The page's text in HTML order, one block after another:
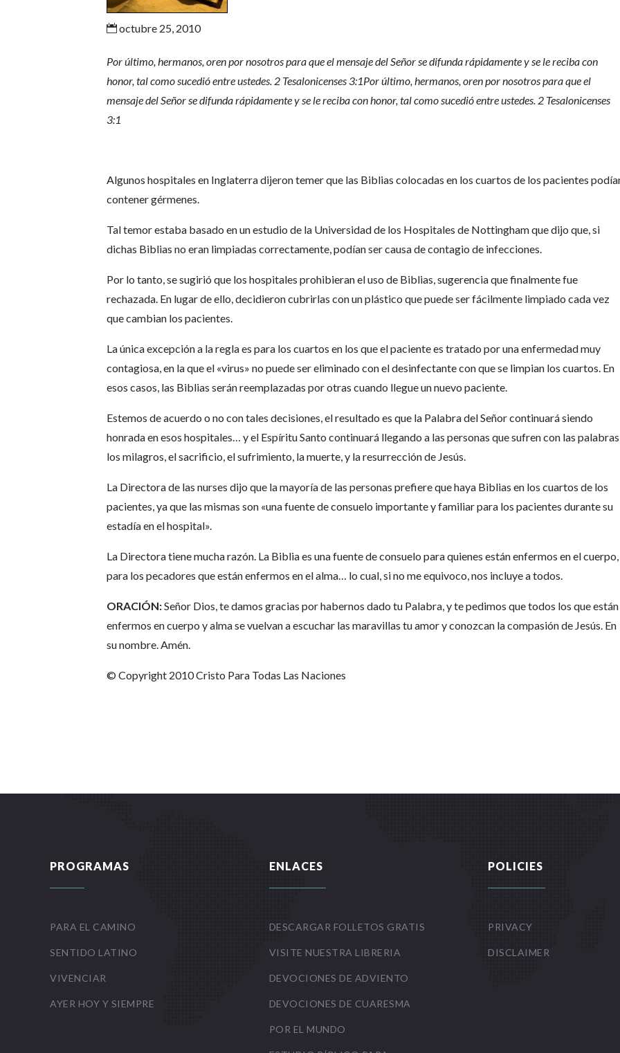
 octubre 25, 2010
Por último, hermanos, oren por nosotros para que el mensaje del Señor se difunda rápidamente y se le reciba con
honor, tal como sucedió entre ustedes. 2 Tesalonicenses 3:1Por último, hermanos, oren por nosotros para que el
mensaje del Señor se difunda rápidamente y se le reciba con honor, tal como sucedió entre ustedes. 2 Tesalonicenses
3:1
Algunos hospitales en Inglaterra dijeron temer que las Biblias colocadas en los cuartos de los pacientes
contener gérmenes.
Tal temor estaba basado en un estudio de la Universidad de los Hospitales de Nottingham que dijo que, si
dichas Biblias no eran limpiadas correctamente, podían ser causa de contagio de infecciones.
Por lo tanto, se sugirió que los hospitales prohibieran el uso de Biblias, sugerencia que finalmente fue
rechazada. En lugar de ello, decidieron cubrirlas con un plástico que puede ser fácilmente limpiado cada vez
que cambian los pacientes.
La única excepción a la regla es para los cuartos en los que el paciente es tratado por una enfermedad muy
contagiosa, en la que el «virus» no puede ser eliminado con el desinfectante con que se limpian los cuartos. En
esos casos, las Biblias serán reemplazadas por otras cuando llegue un nuevo paciente.
Estemos de acuerdo o no con tales decisiones, el resultado es que la Palabra del Señor continuará siendo
honrada en esos hospitales… y el Espíritu Santo continuará llegando a las personas que sufren con las
los milagros, el sacrificio, el sufrimiento, la muerte, y la resurrección de Jesús.
La Directora de las nurses dijo que la mayoría de las personas prefiere que haya Biblias en los cuartos de los
pacientes, ya que las mismas son «una fuente de consuelo importante y familiar para los pacientes durante su
estadía en el hospital».
La Directora tiene mucha razón. La Biblia es una fuente de consuelo para quienes están enfermos en el
para los pecadores que están enfermos en el alma… lo cual, si no me equivoco, nos incluye a todos.
ORACIÓN:Señor Dios, te damos gracias por habernos dado tu Palabra, y te pedimos que todos los que están
enfermos en cuerpo y alma se vuelvan a escuchar las maravillas tu amor y conozcan la compasión de Jesús. En
su nombre. Amén.
© Copyright 2010 Cristo Para Todas Las Naciones
PROGRAMAS
PARA EL CAMINO
SENTIDO LATINO
VIVENCIAR
AYER HOY Y SIEMPRE
ENLACES
DESCARGAR FOLLETOS GRATIS
VISITE NUESTRA LIBRERIA
DEVOCIONES DE ADVIENTO
DEVOCIONES DE CUARESMA
POR EL MUNDO
POLICIES
PRIVACY
DISCLAIMER